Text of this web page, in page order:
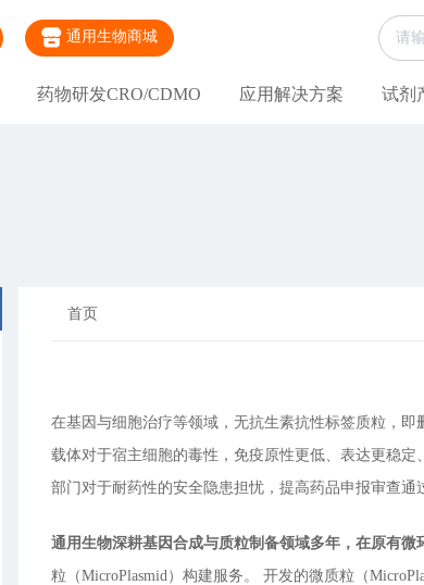
通用生物商城
药物研发CRO/CDMO 应用解决方案 试剂
首页
在基因与细胞治疗等领域，无抗生素抗性标签质粒，
载体对于宿主细胞的毒性，免疫原性更低、表达更稳
部门对于耐药性的安全隐患担忧，提高药品申报审查通
通用生物深耕基因合成与质粒制备领域多年，在原有
粒（MicroPlasmid）构建服务。 开发的微质粒（